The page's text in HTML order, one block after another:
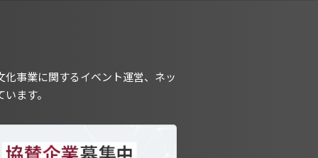
事業に関するイベント運営、ネッ
ます。